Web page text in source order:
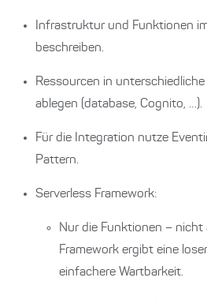
Infrastruktur und Funktionen
beschreiben.
Ressourcen in
ablegen (database, Cognito, …).
Für die Integration nutze
Pattern.
Serverless Framework:
Nur die Funktionen – nicht
Framework ergibt eine
einfachere Wartbarkeit.